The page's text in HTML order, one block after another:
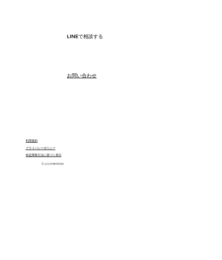
利用規約
プライバシーポリシー
特定商取引法に基づく表示
LINEで相談する
​お問い合わせ
© 2025 PAFITGYM